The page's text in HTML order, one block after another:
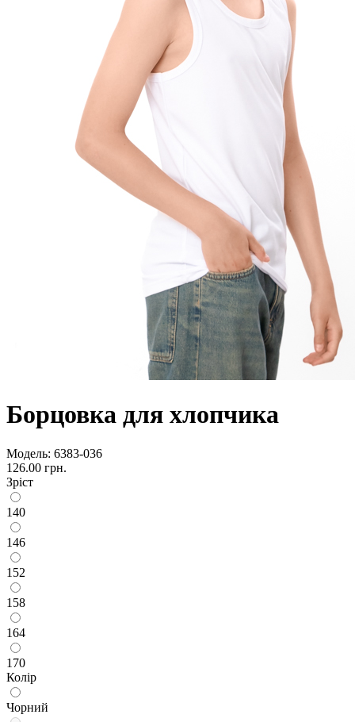
Борцовка для хлопчика
Модель: 6383-036
126.00 грн.
Зріст
140
146
152
158
164
170
Колір
Чорний